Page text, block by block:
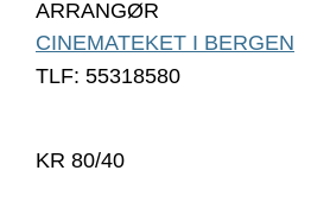
ARRANGØR
CINEMATEKET I BERGEN
TLF: 55318580
KR 80/40